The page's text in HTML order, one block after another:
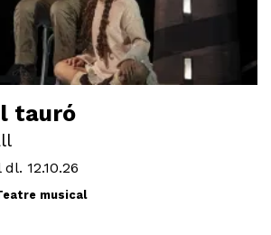
tauró
dl. 12.10.26
musical